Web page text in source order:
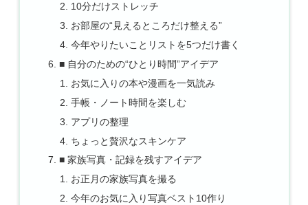
10分だけストレッチ
お部屋の“見えるところだけ整える”
今年やりたいことリストを5つだけ書く
■ 自分のための“ひとり時間”アイデア
お気に入りの本や漫画を一気読み
手帳・ノート時間を楽しむ
アプリの整理
ちょっと贅沢なスキンケア
■ 家族写真・記録を残すアイデア
お正月の家族写真を撮る
今年のお気に入り写真ベスト10作り